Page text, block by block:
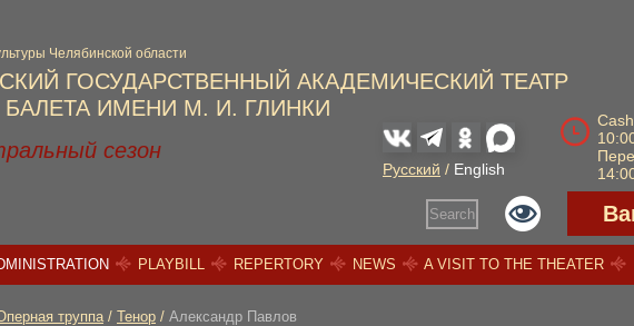
ГОСУДАРСТВЕННЫЙ АКАДЕМИЧЕСКИЙ ТЕАТР
ИМЕНИ М. И. ГЛИНКИ
Челябинской области
Русский / English
сезон
Search
PLAYBILL REPERTORY NEWS A VISIT TO THE THEATER
труппа/ Тенор / Александр Павлов